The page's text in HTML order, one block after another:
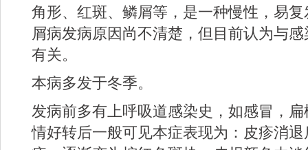
角形、红斑、鳞屑等，是一种慢性，易
屑病发病原因尚不清楚，但目前认为与
有关。
本病多发于冬季。
发病前多有上呼吸道感染史，如感冒，
情好转后一般可见本症表现为：皮疹消